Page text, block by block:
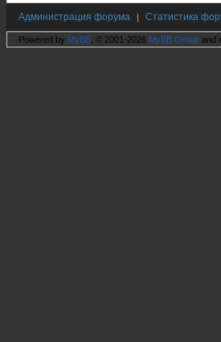
Администрация форума | Статистика
Powered by MyBB , © 2001-2026 MyBB Group and